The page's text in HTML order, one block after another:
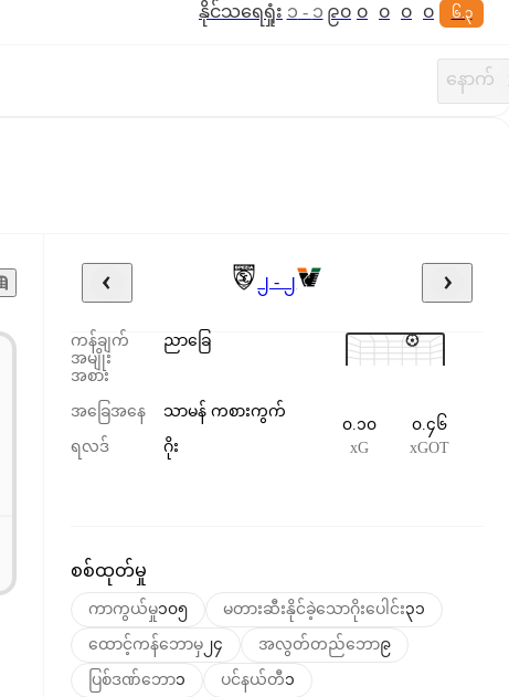
နိုင်သရေရှုံး ၁ - ၁ ၉၀ ၀ ၀ ၀ ၀ ၆.၃
နောက်
၂ - ၂
ကန်ချက်
အမျိုး
အစား
ညာခြေ
အခြေအနေ သာမန် ကစားကွက်
ရလဒ် ဂိုး
၀.၁၀
xG
၀.၄၆
xGOT
စစ်ထုတ်မှု
ကာကွယ်မှု၁၀၅ မတားဆီးနိုင်ခဲ့သောဂိုးပေါင်း၃၁
ထောင့်ကန်ဘောမှ၂၄ အလွတ်တည်ဘော၉
ပြစ်ဒဏ်ဘော၁ ပင်နယ်တီ၁